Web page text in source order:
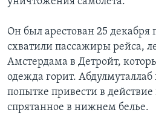
Он был арестован 25 декабря
схватили пассажиры рейса,
Амстердама в Детройт,
одежда горит. Абдулмуталлаб
попытке привести в действие
спрятанное в нижнем белье.